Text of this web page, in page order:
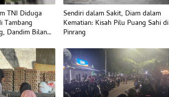
TNI Diduga
Tambang
Dandim Bilang
Sendiri dalam Sakit, Diam dalam
Kematian: Kisah Pilu Puang Sahi di
Pinrang